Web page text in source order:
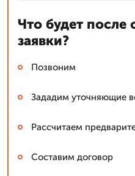
Что будет после
заявки?
Позвоним
Зададим уточняющие
Рассчитаем
Составим договор